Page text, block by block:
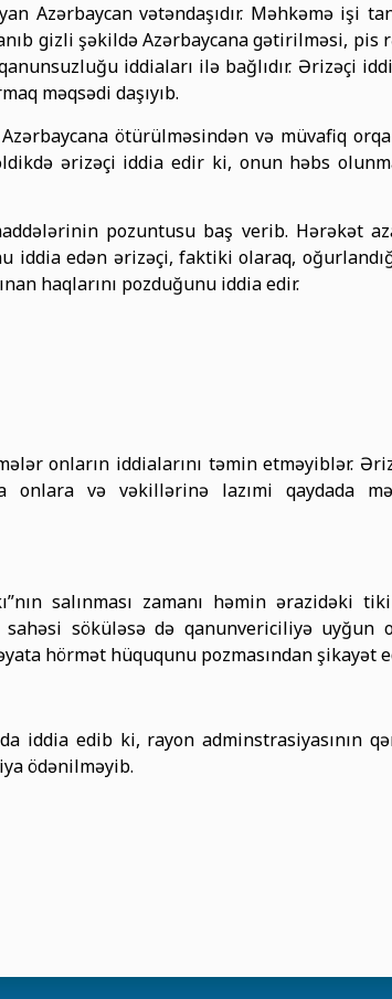
Azərbaycan vətəndaşıdır. Məhkəmə işi
gizli şəkildə Azərbaycana gətirilməsi, pis
iddiaları ilə bağlıdır. Ərizəçi
məqsədi daşıyıb.
ötürülməsindən və müvafiq
ərizəçi iddia edir ki, onun həbs
pozuntusu baş verib. Hərəkət
iddia edən ərizəçi, faktiki olaraq,
haqlarını pozduğunu iddia edir.
onların iddialarını təmin etməyiblər.
onlara və vəkillərinə lazımi qaydada
salınması zamanı həmin ərazidəki
söküləsə də qanunvericiliyə uyğun
hörmət hüququnu pozmasından şikayət
iddia edib ki, rayon adminstrasiyasının
ödənilməyib.